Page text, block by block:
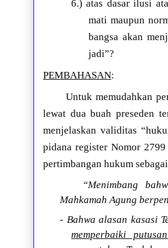
6.) atas dasar ilusi
mati maupun
bangsa akan
jadi”?
PEMBAHASAN:
Untuk memudahkan
lewat dua buah preseden
menjelaskan validitas
pidana register Nomor
pertimbangan hukum
“Menimbang
Mahkamah Agung
- Bahwa alasan kasasi
memperbaiki